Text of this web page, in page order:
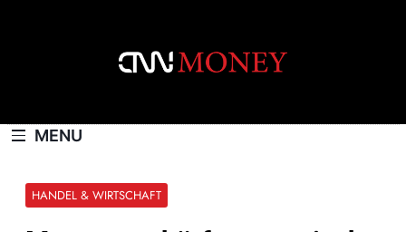
MENU
HANDEL & WIRTSCHAFT